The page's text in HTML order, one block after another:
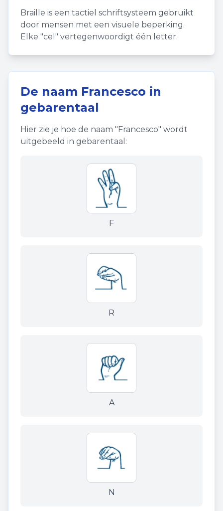
Braille is een tactiel schriftsysteem gebruikt
door mensen met een visuele beperking.
Elke "cel" vertegenwoordigt één letter.
De naam Francesco in
gebarentaal
Hier zie je hoe de naam "Francesco" wordt
uitgebeeld in gebarentaal:
F
R
A
N